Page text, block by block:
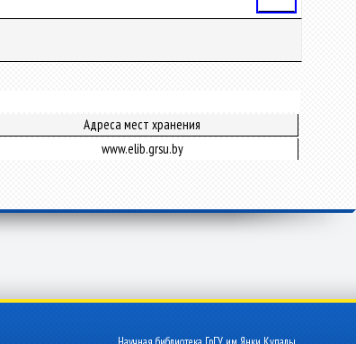
Адреса мест хранения
www.elib.grsu.by